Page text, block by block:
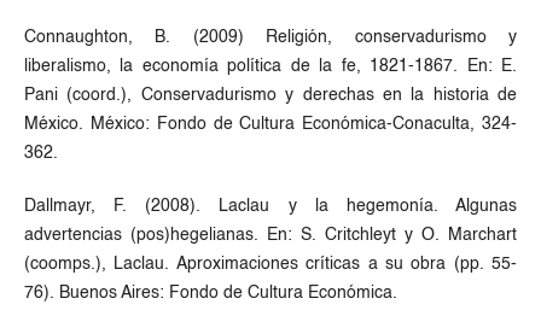
Connaughton, B. (2009) Religión, conservadurismo y
liberalismo, la economía política de la fe, 1821-1867. En: E.
Pani (coord.), Conservadurismo y derechas en la historia de
México. México: Fondo de Cultura Económica-Conaculta, 324-
362.
Dallmayr, F. (2008). Laclau y la hegemonía. Algunas
advertencias (pos)hegelianas. En: S. Critchleyt y O. Marchart
(coomps.), Laclau. Aproximaciones críticas a su obra (pp. 55-
76). Buenos Aires: Fondo de Cultura Económica.